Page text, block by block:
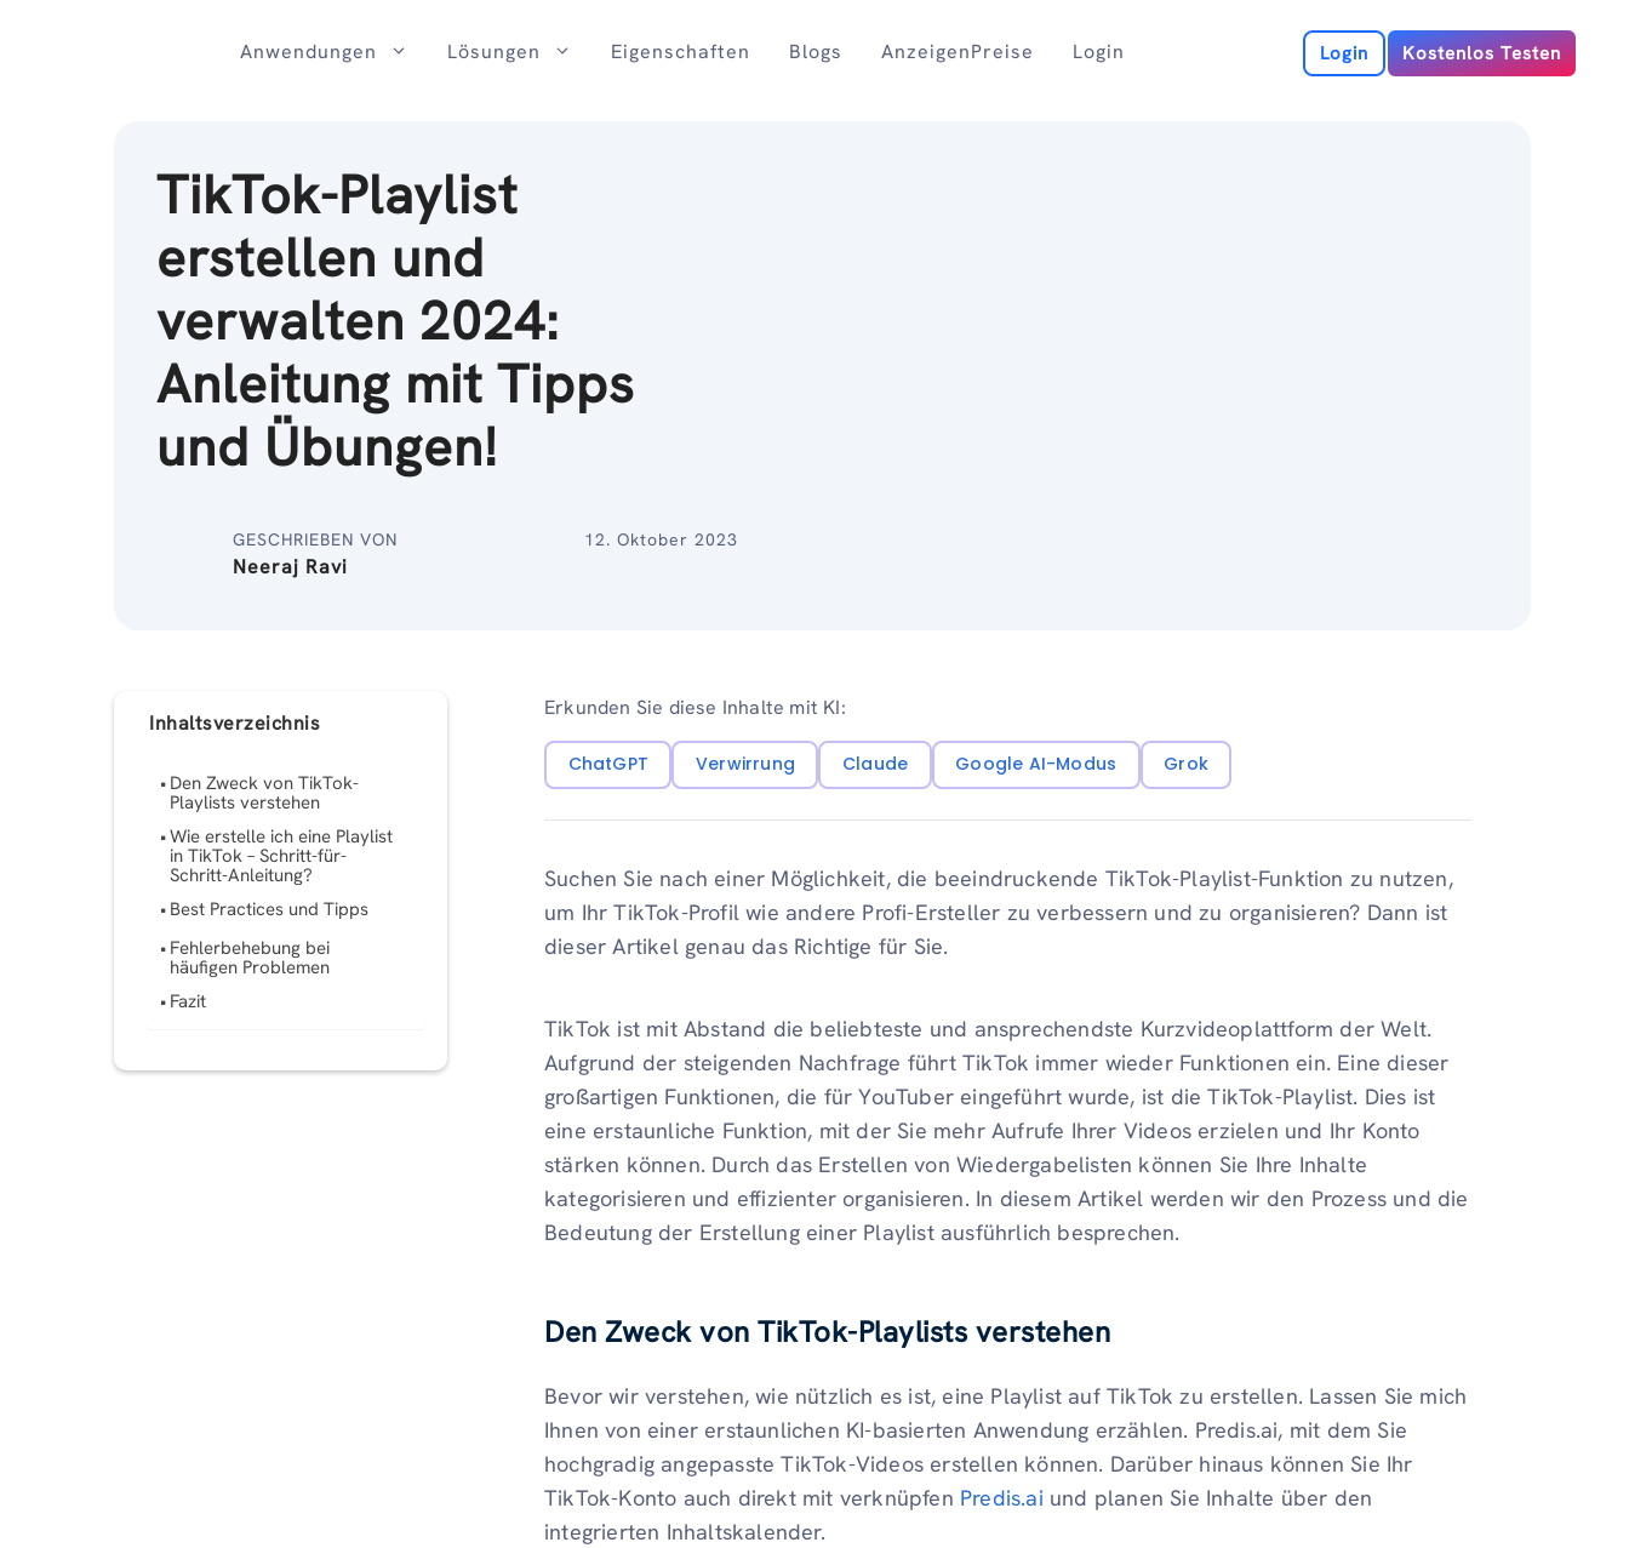
Anwendungen Lösungen Eigenschaften Blogs AnzeigenPreise Login Login Kostenlos Testen
TikTok-Playlist
erstellen und
verwalten 2024:
Anleitung mit Tipps
und Übungen!
GESCHRIEBEN VON
Neeraj Ravi
12. Oktober 2023
Inhaltsverzeichnis
Den Zweck von TikTok-
Playlists verstehen
Wie erstelle ich eine Playlist
in TikTok – Schritt-für-
Schritt-Anleitung?
Best Practices und Tipps
Fehlerbehebung bei
häufigen Problemen
Fazit
Erkunden Sie diese Inhalte mit KI:
ChatGPT Verwirrung Claude Google AI-Modus Grok
Suchen Sie nach einer Möglichkeit, die beeindruckende TikTok-Playlist-Funktion zu nutzen,
um Ihr TikTok-Profil wie andere Profi-Ersteller zu verbessern und zu organisieren? Dann ist
dieser Artikel genau das Richtige für Sie.
TikTok ist mit Abstand die beliebteste und ansprechendste Kurzvideoplattform der Welt.
Aufgrund der steigenden Nachfrage führt TikTok immer wieder Funktionen ein. Eine dieser
großartigen Funktionen, die für YouTuber eingeführt wurde, ist die TikTok-Playlist. Dies ist
eine erstaunliche Funktion, mit der Sie mehr Aufrufe Ihrer Videos erzielen und Ihr Konto
stärken können. Durch das Erstellen von Wiedergabelisten können Sie Ihre Inhalte
kategorisieren und effizienter organisieren. In diesem Artikel werden wir den Prozess und die
Bedeutung der Erstellung einer Playlist ausführlich besprechen.
Den Zweck von TikTok-Playlists verstehen
Bevor wir verstehen, wie nützlich es ist, eine Playlist auf TikTok zu erstellen. Lassen Sie mich
Ihnen von einer erstaunlichen KI-basierten Anwendung erzählen. Predis.ai, mit dem Sie
hochgradig angepasste TikTok-Videos erstellen können. Darüber hinaus können Sie Ihr
TikTok-Konto auch direkt mit verknüpfen Predis.ai und planen Sie Inhalte über den
integrierten Inhaltskalender.